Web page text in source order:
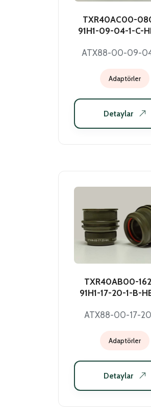
TXR40AC00-
91H1-09-04-1-C-
ATX88-00-09-
Adaptörler
Detaylar
TXR40AB00-
91H1-17-20-1-B-
ATX88-00-17-
Adaptörler
Detaylar